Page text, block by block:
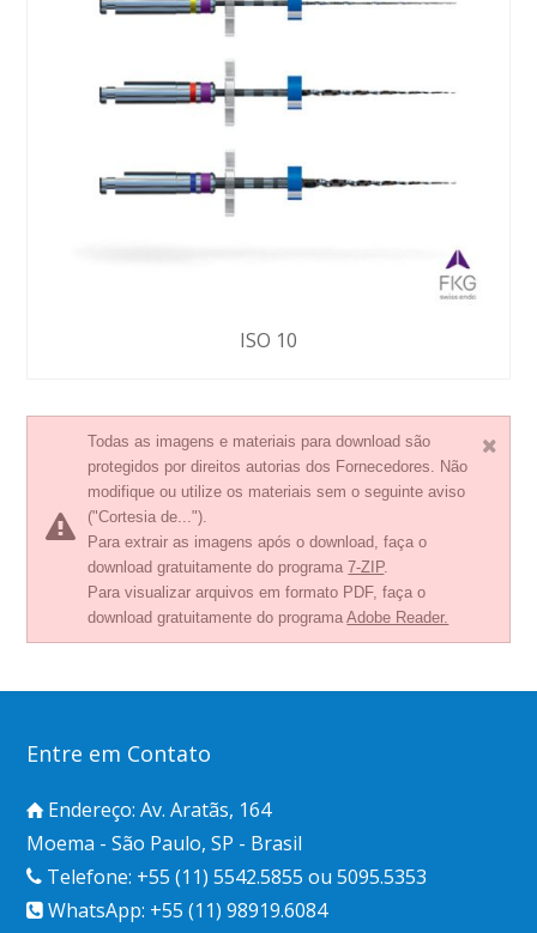
ISO 10
Todas as imagens e materiais para download são
protegidos por direitos autorias dos Fornecedores. Não
modifique ou utilize os materiais sem o seguinte aviso
("Cortesia de...").
Para extrair as imagens após o download, faça o
download gratuitamente do programa7-ZIP.
Para visualizar arquivos em formato PDF, faça o
download gratuitamente do programaAdobe Reader.
Entre em Contato
Endereço: Av. Aratãs, 164
Moema - São Paulo, SP - Brasil
Telefone: +55 (11) 5542.5855 ou 5095.5353
WhatsApp: +55 (11) 98919.6084